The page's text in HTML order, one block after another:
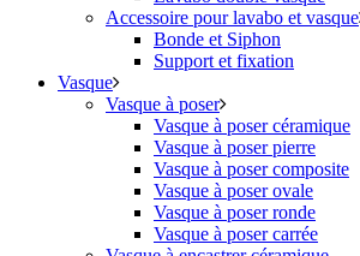
Accessoire pour lavabo et vasque
Bonde et Siphon
Support et fixation
Vasque
Vasque à poser
Vasque à poser céramique
Vasque à poser pierre
Vasque à poser composite
Vasque à poser ovale
Vasque à poser ronde
Vasque à poser carrée